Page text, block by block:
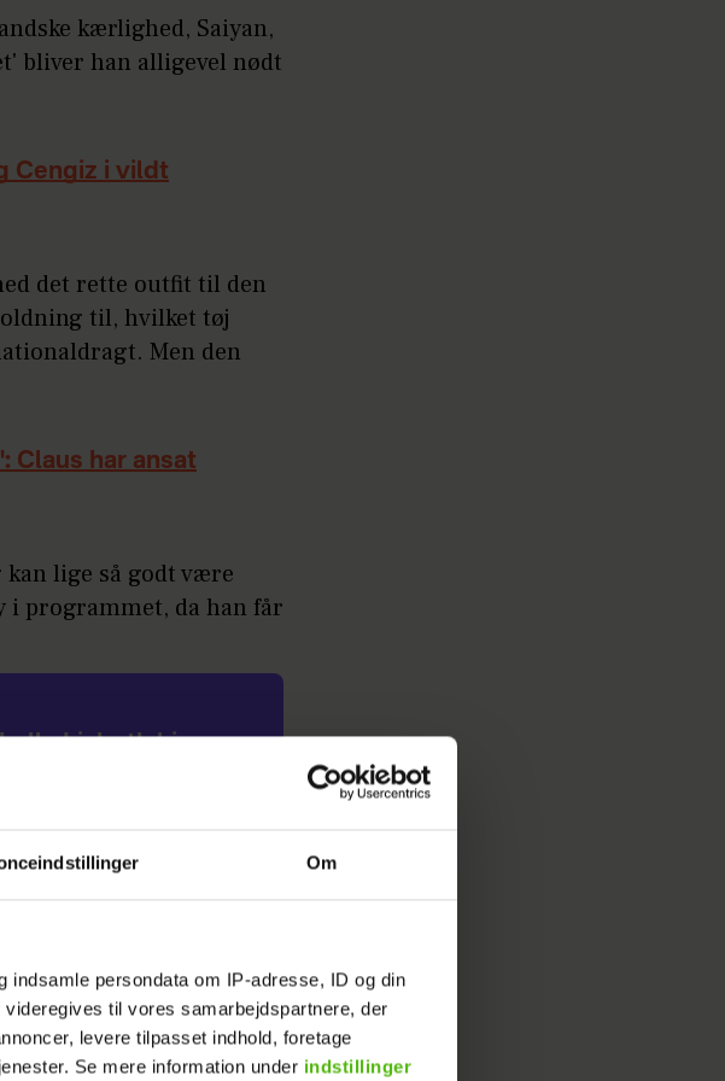
Om
persondata om IP-adresse, ID og din
til vores samarbejdspartnere, der
levere tilpasset indhold, foretage
Se mere information under indstillinger
kærlighed, Saiyan,
bliver han alligevel nødt
Cengiz i vildt
det rette outfit til den
til, hvilket tøj
Men den
Claus har ansat
lige så godt være
i programmet, da han får
Lisbeth hjem
vælger Tony at trække i
Tony i dele af den